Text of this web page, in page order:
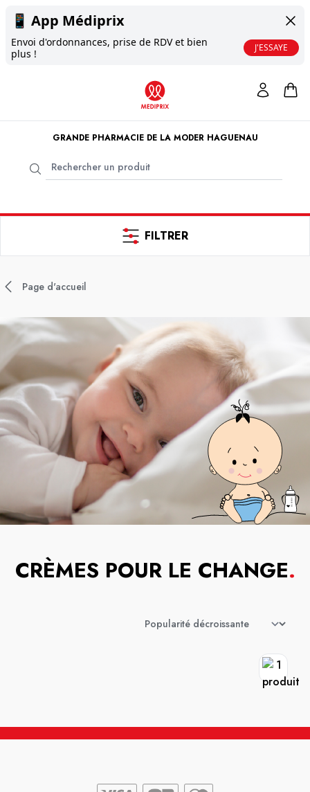
📱 App Médiprix
Envoi d'ordonnances, prise de RDV et bien
plus !
J'ESSAYE
GRANDE PHARMACIE DE LA MODER HAGUENAU
FILTRER
Page d'accueil
CRÈMES POUR LE CHANGE.